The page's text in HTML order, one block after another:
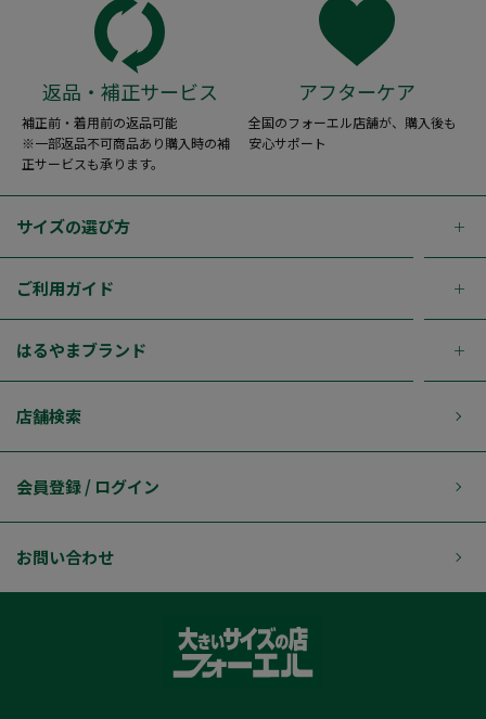
返品・補正サービス
補正前・着用前の返品可能
※一部返品不可商品あり購入時の補
正サービスも承ります。
アフターケア
全国のフォーエル店舗が、購入後も
安心サポート
サイズの選び方
ご利用ガイド
はるやまブランド
店舗検索
会員登録 / ログイン
お問い合わせ